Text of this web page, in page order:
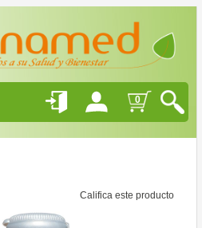
0
Califica este producto